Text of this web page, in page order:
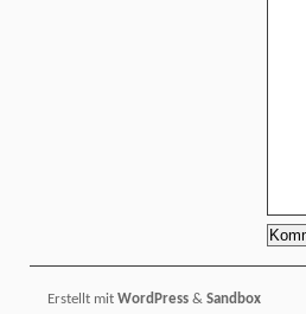
Erstellt mit WordPress & Sandbox